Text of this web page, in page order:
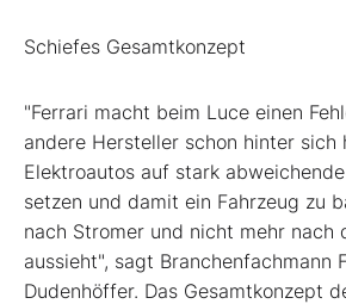
Schiefes Gesamtkonzept
"Ferrari macht beim Luce einen
andere Hersteller schon hinter sich
Elektroautos auf stark
setzen und damit ein Fahrzeug zu
nach Stromer und nicht mehr nach
aussieht", sagt Branchenfachmann
Dudenhöffer. Das Gesamtkonzept